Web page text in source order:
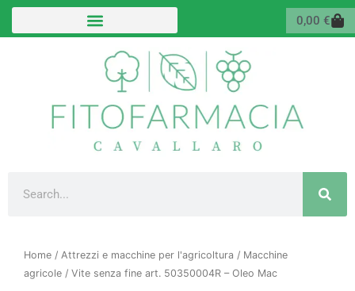
Vai
0,00 €
Home / Attrezzi e macchine per l'agricoltura / Macchine
agricole / Vite senza fine art. 50350004R – Oleo Mac